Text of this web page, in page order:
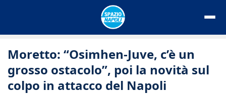
Moretto: “Osimhen-Juve, c’è un
grosso ostacolo”, poi la novità sul
colpo in attacco del Napoli